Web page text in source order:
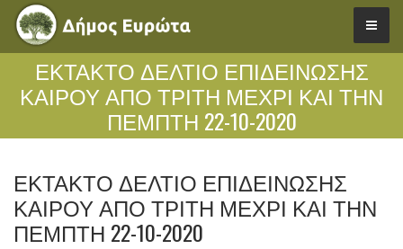
ΈΚΤΑΚΤΟ ΔΕΛΤΙΟ ΕΠΙΔΕΙΝΩΣΗΣ
ΚΑΙΡΟΥ ΑΠΟ ΤΡΙΤΗ ΜΕΧΡΙ ΚΑΙ ΤΗΝ
ΠΕΜΠΤΗ 22-10-2020
ΈΚΤΑΚΤΟ ΔΕΛΤΙΟ ΕΠΙΔΕΙΝΩΣΗΣ
ΚΑΙΡΟΥ ΑΠΟ ΤΡΙΤΗ ΜΕΧΡΙ ΚΑΙ ΤΗΝ
ΠΕΜΠΤΗ 22-10-2020